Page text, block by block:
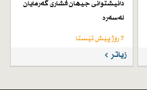
دانیشتوانی جیهان فشاری گەرمایان
لەسەرە
7 رۆژ پێش ئێستا
زیاتر